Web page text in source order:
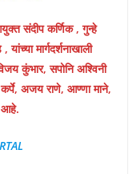
संदीप कर्णिक , गुन्हे
मार्गदर्शनाखाली
कुंभार, सपोनि अश्विनी
अजय राणे, आण्णा माने,
आहे.